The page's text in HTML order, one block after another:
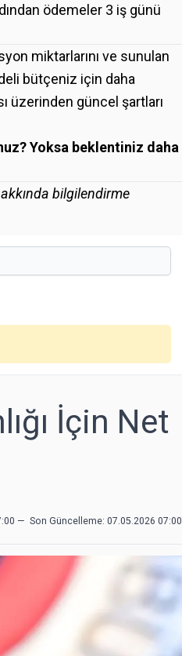
ödemeler 3 iş günü
miktarlarını ve sunulan
bütçeniz için daha
üzerinden güncel şartları
Yoksa beklentiniz daha
bilgilendirme
İçin Net
— Son Güncelleme: 07.05.2026 07:00